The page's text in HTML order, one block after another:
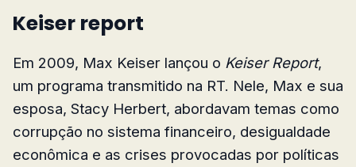
Keiser report
Em 2009, Max Keiser lançou o Keiser Report,
um programa transmitido na RT. Nele, Max e sua
esposa, Stacy Herbert, abordavam temas como
corrupção no sistema financeiro, desigualdade
econômica e as crises provocadas por políticas